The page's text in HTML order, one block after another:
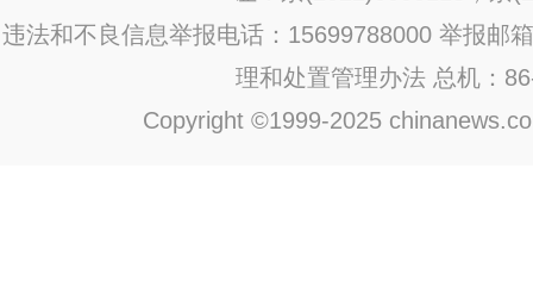
违法和不良信息举报电话：15699788000 举报邮
理和处置管理办法 总机：
Copyright ©1999-2025